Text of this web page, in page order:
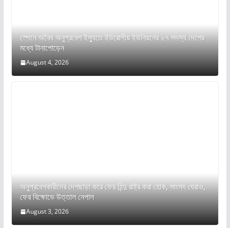
স্পেনে অবৈধ অনুপ্রবেশ ইস্যুতে ইউরোপীয় ইউনিয়নের ২৭ সদস্য দেশের
মধ্যে টানাপোড়েন
August 4, 2026
অনুপ্রবেশকারীদের দেশছাড়া করে ফের হিন্দু রাষ্ট্র করা হোক, সাংসদ ঘেরাও,
ফের বিক্ষোভে উত্তাল নেপাল
August 3, 2026